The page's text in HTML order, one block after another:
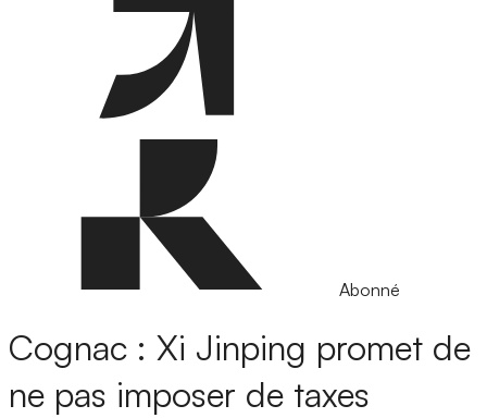
Abonné
Cognac : Xi Jinping promet de
ne pas imposer de taxes